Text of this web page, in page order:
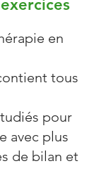
en
tous
pour
avec plus
de bilan et